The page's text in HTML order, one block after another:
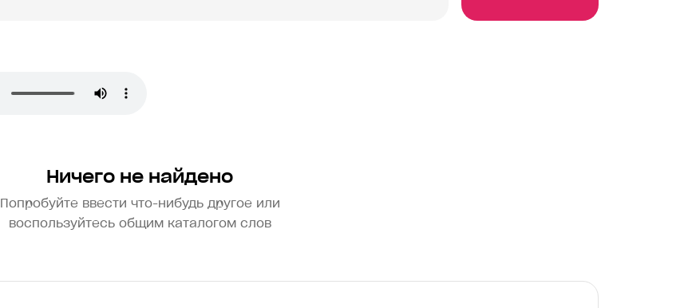
Ничего не найдено
Попробуйте ввести что-нибудь другое или
воспользуйтесь общим каталогом слов